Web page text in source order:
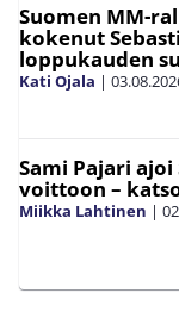
Suomen MM-
kokenut
loppukauden
Kati Ojala |
Sami Pajari
voittoon –
Miikka Lahtinen |